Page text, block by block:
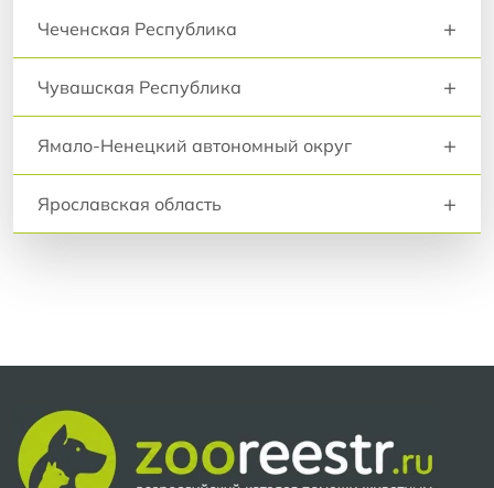
Чеченская Республика +
Чувашская Республика +
Ямало-Ненецкий автономный округ +
Ярославская область +